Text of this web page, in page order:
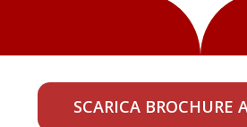
SCARICA BROCHURE